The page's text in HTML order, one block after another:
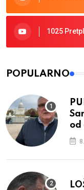
1025
POPULARNO
od